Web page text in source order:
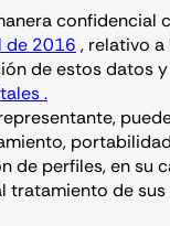
confidencial
de 2016 , relativo
de estos datos y
.
perfiles, en su
de